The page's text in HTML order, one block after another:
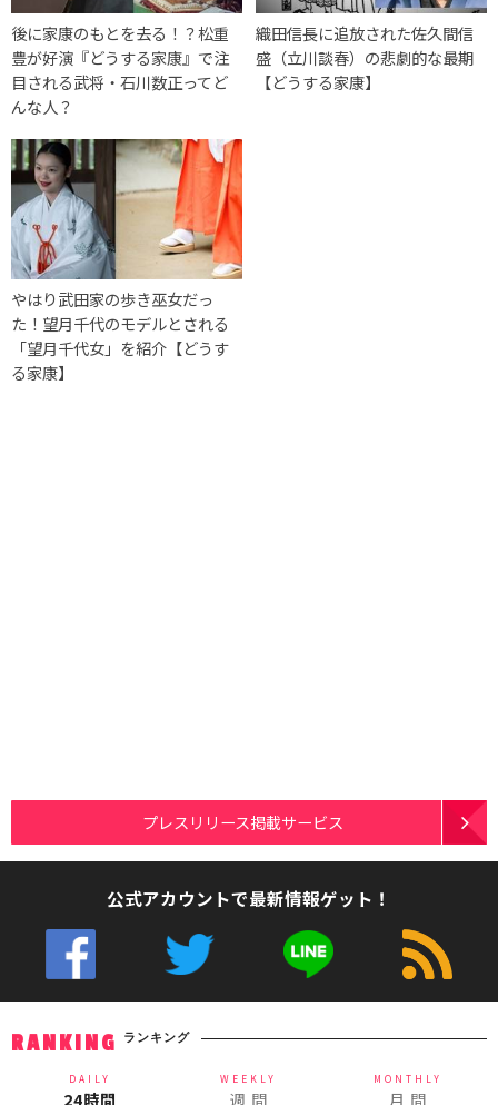
後に家康のもとを去る！？松重
豊が好演『どうする家康』で注
目される武将・石川数正ってど
んな人？
織田信長に追放された佐久間信
盛（立川談春）の悲劇的な最期
【どうする家康】
やはり武田家の歩き巫女だっ
た！望月千代のモデルとされる
「望月千代女」を紹介【どうす
る家康】
プレスリリース掲載サービス
公式アカウントで最新情報ゲット！
RANKING ランキング
DAILY
24時間
WEEKLY
週 間
MONTHLY
月 間